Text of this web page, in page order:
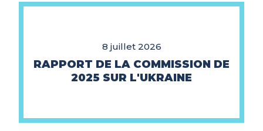
8 juillet 2026
RAPPORT DE LA COMMISSION DE
2025 SUR L'UKRAINE